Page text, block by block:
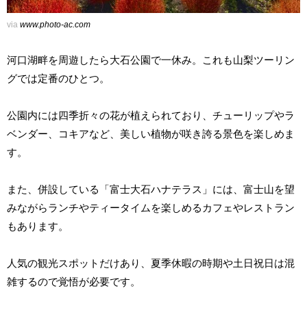
via www.photo-ac.com
河口湖畔を周遊したら大石公園で一休み。これも山梨ツーリン
グでは定番のひとつ。
公園内には四季折々の花が植えられており、チューリップやラ
ベンダー、コキアなど、美しい植物が咲き誇る景色を楽しめま
す。
また、併設している「富士大石ハナテラス」には、富士山を望
みながらランチやティータイムを楽しめるカフェやレストラン
もあります。
人気の観光スポットだけあり、夏季休暇の時期や土日祝日は混
雑するので覚悟が必要です。